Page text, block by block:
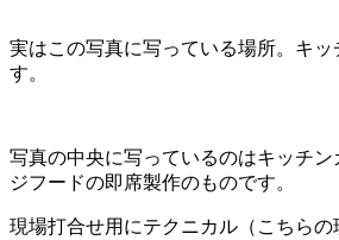
実はこの写真に写っている場所。キ
す。
写真の中央に写っているのはキッチ
ジフードの即席製作のものです。
現場打合せ用にテクニカル（こちら